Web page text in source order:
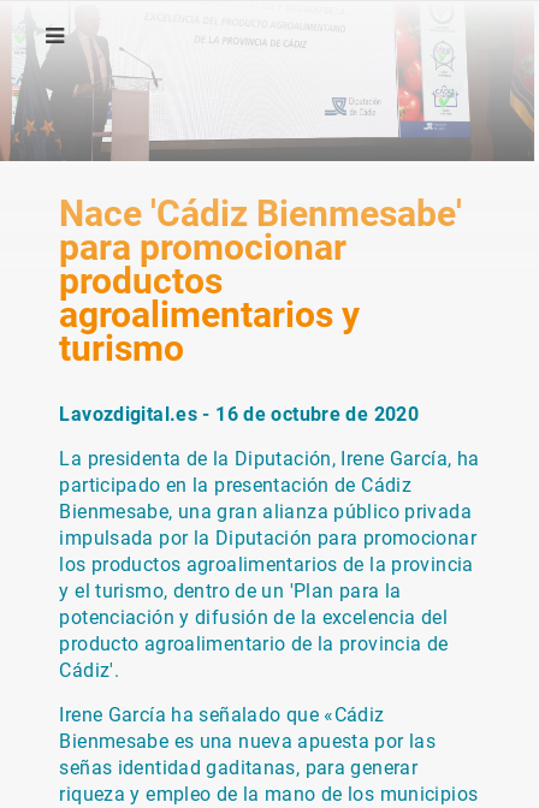
Nace 'Cádiz Bienmesabe'
para promocionar
productos
agroalimentarios y
turismo
Lavozdigital.es - 16 de octubre de 2020
La presidenta de la Diputación, Irene García, ha
participado en la presentación de Cádiz
Bienmesabe, una gran alianza público privada
impulsada por la Diputación para promocionar
los productos agroalimentarios de la provincia
y el turismo, dentro de un 'Plan para la
potenciación y difusión de la excelencia del
producto agroalimentario de la provincia de
Cádiz'.
Irene García ha señalado que «Cádiz
Bienmesabe es una nueva apuesta por las
señas identidad gaditanas, para generar
riqueza y empleo de la mano de los municipios